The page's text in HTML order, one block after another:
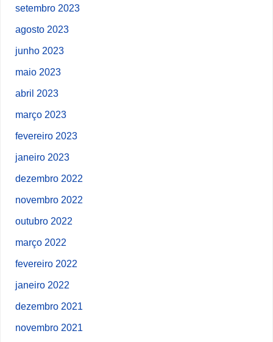
setembro 2023
agosto 2023
junho 2023
maio 2023
abril 2023
março 2023
fevereiro 2023
janeiro 2023
dezembro 2022
novembro 2022
outubro 2022
março 2022
fevereiro 2022
janeiro 2022
dezembro 2021
novembro 2021